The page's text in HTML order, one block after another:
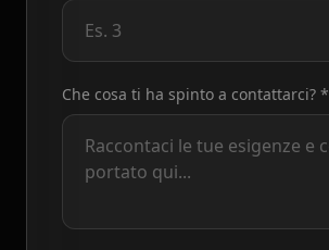
Che cosa ti ha spinto a contattarci? *